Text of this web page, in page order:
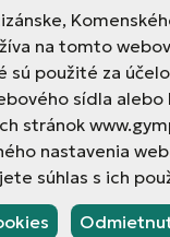
na tomto
sú použité za
sídla alebo
stránok
nastavenia
súhlas s ich